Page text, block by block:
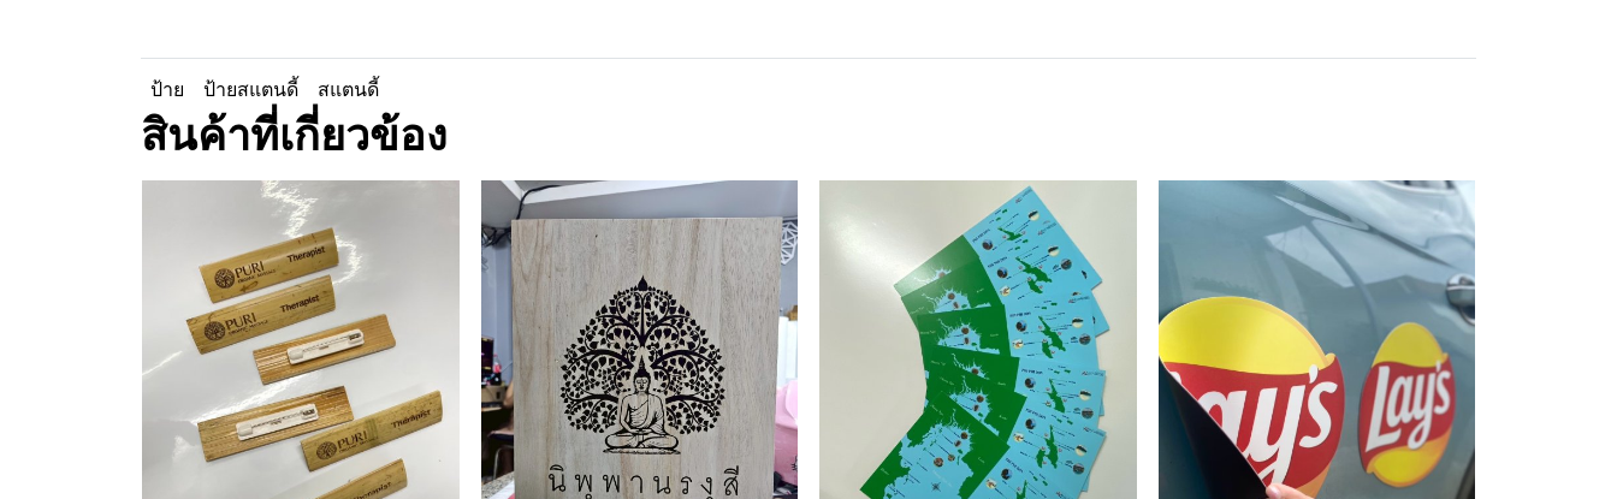
ป้าย ป้ายสแตนดี้ สแตนดี้
สินค้าที่เกี่ยวข้อง